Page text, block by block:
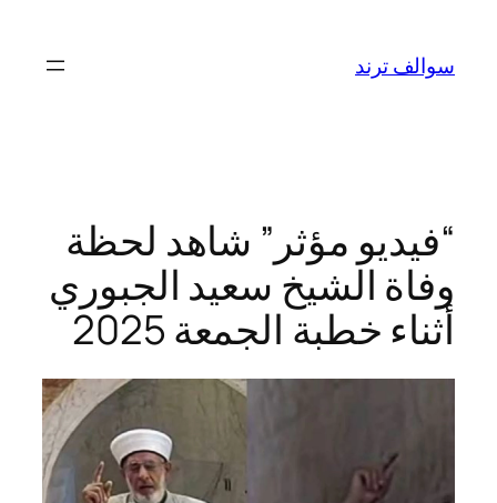
المحتوى
سوالف ترند
“فيديو مؤثر” شاهد لحظة
وفاة الشيخ سعيد الجبوري
أثناء خطبة الجمعة 2025